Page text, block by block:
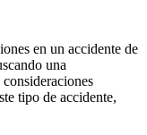
en un accidente de
una
tipo de accidente,